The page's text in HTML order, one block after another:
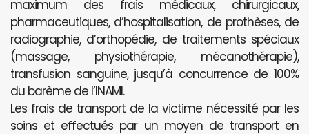
maximum des frais médicaux, chirurgicaux,
pharmaceutiques, d’hospitalisation, de prothèses, de
radiographie, d’orthopédie, de traitements spéciaux
(massage, physiothérapie, mécanothérapie),
transfusion sanguine, jusqu’à concurrence de 100%
du barème de l’INAMI.
Les frais de transport de la victime nécessité par les
soins et effectués par un moyen de transport en